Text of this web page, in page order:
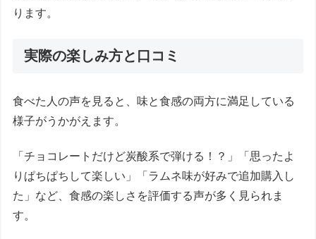
ります。
実際の楽しみ方と口コミ
食べた人の声を見ると、味と食感の両方に満足している
様子がうかがえます。
「チョコレートだけど炭酸系で弾ける！？」「思ったよ
りぱちぱちして楽しい」「ラムネ味が好みで追加購入し
た」など、食感の楽しさを評価する声が多く見られま
す。